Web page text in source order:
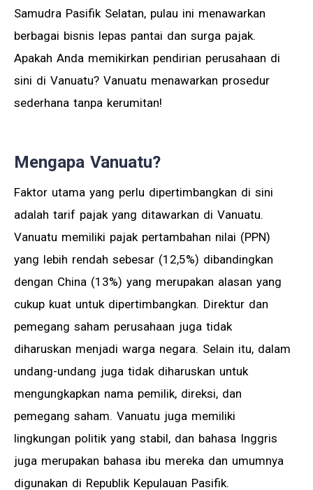
Samudra Pasifik Selatan, pulau ini menawarkan
berbagai bisnis lepas pantai dan surga pajak.
Apakah Anda memikirkan pendirian perusahaan di
sini di Vanuatu? Vanuatu menawarkan prosedur
sederhana tanpa kerumitan!
Mengapa Vanuatu?
Faktor utama yang perlu dipertimbangkan di sini
adalah tarif pajak yang ditawarkan di Vanuatu.
Vanuatu memiliki pajak pertambahan nilai (PPN)
yang lebih rendah sebesar (12,5%) dibandingkan
dengan China (13%) yang merupakan alasan yang
cukup kuat untuk dipertimbangkan. Direktur dan
pemegang saham perusahaan juga tidak
diharuskan menjadi warga negara. Selain itu, dalam
undang-undang juga tidak diharuskan untuk
mengungkapkan nama pemilik, direksi, dan
pemegang saham. Vanuatu juga memiliki
lingkungan politik yang stabil, dan bahasa Inggris
juga merupakan bahasa ibu mereka dan umumnya
digunakan di Republik Kepulauan Pasifik.